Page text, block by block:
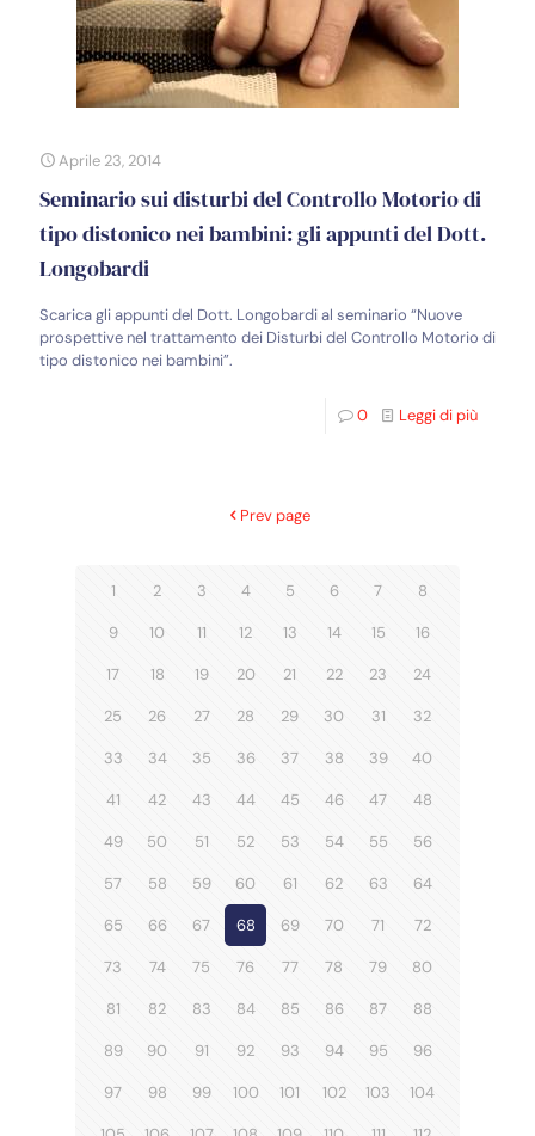
Aprile 23, 2014
Seminario sui disturbi del Controllo Motorio di
tipo distonico nei bambini: gli appunti del Dott.
Longobardi
Scarica gli appunti del Dott. Longobardi al seminario “Nuove
prospettive nel trattamento dei Disturbi del Controllo Motorio di
tipo distonico nei bambini”.
0 Leggi di più
Prev page
1 2 3 4 5 6 7 8
9 10 11 12 13 14 15 16
17 18 19 20 21 22 23 24
25 26 27 28 29 30 31 32
33 34 35 36 37 38 39 40
41 42 43 44 45 46 47 48
49 50 51 52 53 54 55 56
57 58 59 60 61 62 63 64
65 66 67 68 69 70 71 72
73 74 75 76 77 78 79 80
81 82 83 84 85 86 87 88
89 90 91 92 93 94 95 96
97 98 99 100 101 102 103 104